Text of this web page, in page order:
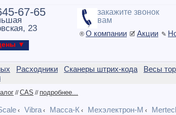
67-65
23
▼
закажите звонок
вам
® О компании 🗹 Акции ✎
Расходники Сканеры штрих-кода Весы
//CAS // подробнее...
‹ Vibra‹ Масса-К ‹ Мехэлектрон-М ‹